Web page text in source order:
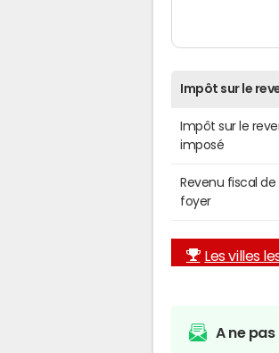
Impôt sur le
Impôt sur le
imposé
Revenu fiscal
foyer
Les villes
A ne